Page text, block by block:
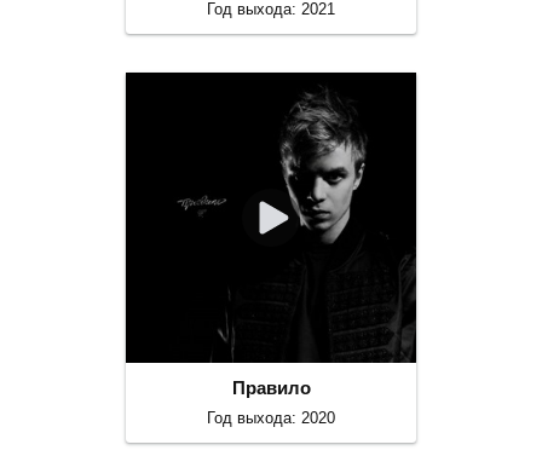
Год выхода: 2021
Правило
Год выхода: 2020